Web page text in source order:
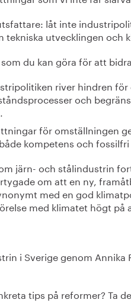
låt inte
tekniska utvecklingen och
du kan göra för att
river hindren
och
för omställningen
kompetens och
järn- och stålindustrin
om att en ny,
med en god
med klimatet högt på
i Sverige genom Annika
tips på reformer? Ta